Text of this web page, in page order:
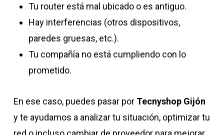
Tu router está mal ubicado o es antiguo.
Hay interferencias (otros dispositivos,
paredes gruesas, etc.).
Tu compañía no está cumpliendo con lo
prometido.
En ese caso, puedes pasar por Tecnyshop Gijón
y te ayudamos a analizar tu situación, optimizar tu